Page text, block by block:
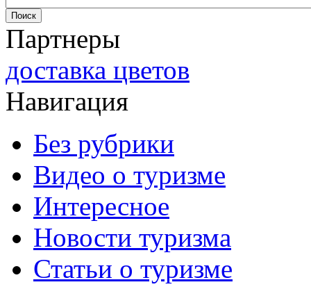
Партнеры
доставка цветов
Навигация
Без рубрики
Видео о туризме
Интересное
Новости туризма
Статьи о туризме